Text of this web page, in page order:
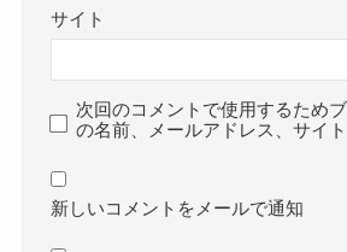
サイト
次回のコメントで使用するため
の名前、メールアドレス、サイト
新しいコメントをメールで通知